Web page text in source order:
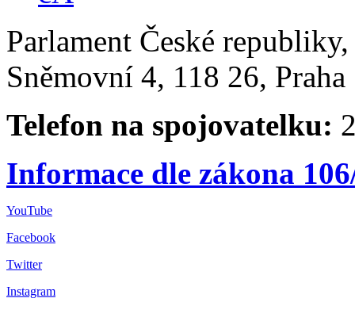
Parlament České
Sněmovní 4, 118 26,
Telefon na spojovatelku:
Informace dle zákona
YouTube
Facebook
Twitter
Instagram